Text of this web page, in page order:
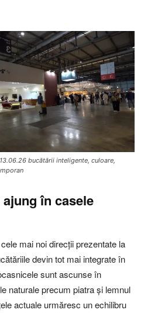
bucătării inteligente, culoare,
în casele
mai noi direcții prezentate la
devin tot mai integrate în
sunt ascunse în
naturale precum piatra și lemnul
actuale urmăresc un echilibru